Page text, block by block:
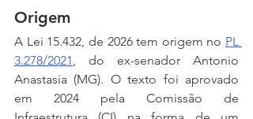
Origem
A Lei 15.432, de 2026 tem origem no PL
3.278/2021, do ex-senador Antonio
Anastasia (MG). O texto foi aprovado
em 2024 pela Comissão de